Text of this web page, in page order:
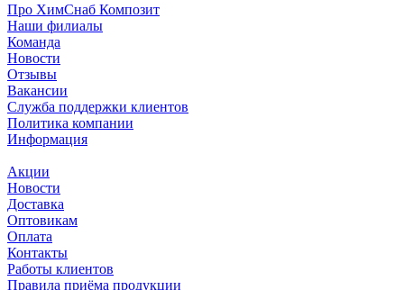
Про ХимСнаб Композит
Наши филиалы
Команда
Новости
Отзывы
Вакансии
Служба поддержки клиентов
Политика компании
Информация
Акции
Новости
Доставка
Оптовикам
Оплата
Контакты
Работы клиентов
Правила приёма продукции